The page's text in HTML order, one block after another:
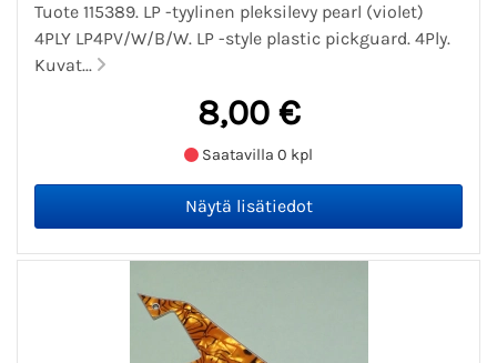
Tuote 115389. LP -tyylinen pleksilevy pearl (violet)
4PLY LP4PV/W/B/W. LP -style plastic pickguard. 4Ply.
Kuvat...
8,00 €
Saatavilla 0 kpl